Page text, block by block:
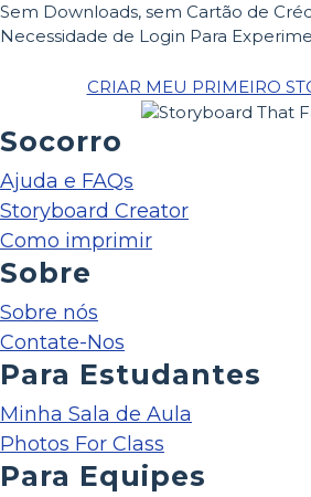
Sem Downloads, sem Cartão de
Necessidade de Login Para
CRIAR MEU PRIMEIRO
Socorro
Ajuda e FAQs
Storyboard Creator
Como imprimir
Sobre
Sobre nós
Contate-Nos
Para Estudantes
Minha Sala de Aula
Photos For Class
Para Equipes